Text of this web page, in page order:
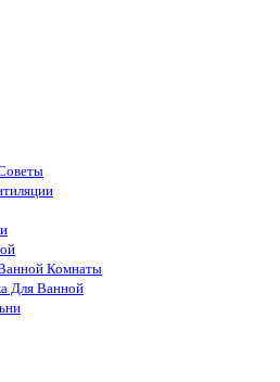
Комнаты
Для Ванной